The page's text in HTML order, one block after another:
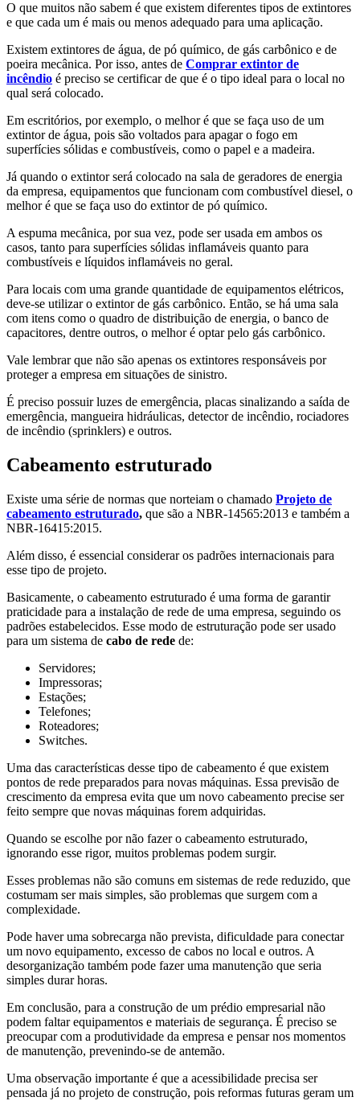
O que muitos não sabem é que existem diferentes tipos de extintores
e que cada um é mais ou menos adequado para uma aplicação.
Existem extintores de água, de pó químico, de gás carbônico e de
poeira mecânica. Por isso, antes de Comprar extintor de
incêndio é preciso se certificar de que é o tipo ideal para o local no
qual será colocado.
Em escritórios, por exemplo, o melhor é que se faça uso de um
extintor de água, pois são voltados para apagar o fogo em
superfícies sólidas e combustíveis, como o papel e a madeira.
Já quando o extintor será colocado na sala de geradores de energia
da empresa, equipamentos que funcionam com combustível diesel, o
melhor é que se faça uso do extintor de pó químico.
A espuma mecânica, por sua vez, pode ser usada em ambos os
casos, tanto para superfícies sólidas inflamáveis quanto para
combustíveis e líquidos inflamáveis no geral.
Para locais com uma grande quantidade de equipamentos elétricos,
deve-se utilizar o extintor de gás carbônico. Então, se há uma sala
com itens como o quadro de distribuição de energia, o banco de
capacitores, dentre outros, o melhor é optar pelo gás carbônico.
Vale lembrar que não são apenas os extintores responsáveis por
proteger a empresa em situações de sinistro.
É preciso possuir luzes de emergência, placas sinalizando a saída de
emergência, mangueira hidráulicas, detector de incêndio, rociadores
de incêndio (sprinklers) e outros.
Cabeamento estruturado
Existe uma série de normas que norteiam o chamado Projeto de
cabeamento estruturado, que são a NBR-14565:2013 e também a
NBR-16415:2015.
Além disso, é essencial considerar os padrões internacionais para
esse tipo de projeto.
Basicamente, o cabeamento estruturado é uma forma de garantir
praticidade para a instalação de rede de uma empresa, seguindo os
padrões estabelecidos. Esse modo de estruturação pode ser usado
para um sistema de cabo de rede de:
Servidores;
Impressoras;
Estações;
Telefones;
Roteadores;
Switches.
Uma das características desse tipo de cabeamento é que existem
pontos de rede preparados para novas máquinas. Essa previsão de
crescimento da empresa evita que um novo cabeamento precise ser
feito sempre que novas máquinas forem adquiridas.
Quando se escolhe por não fazer o cabeamento estruturado,
ignorando esse rigor, muitos problemas podem surgir.
Esses problemas não são comuns em sistemas de rede reduzido, que
costumam ser mais simples, são problemas que surgem com a
complexidade.
Pode haver uma sobrecarga não prevista, dificuldade para conectar
um novo equipamento, excesso de cabos no local e outros. A
desorganização também pode fazer uma manutenção que seria
simples durar horas.
Em conclusão, para a construção de um prédio empresarial não
podem faltar equipamentos e materiais de segurança. É preciso se
preocupar com a produtividade da empresa e pensar nos momentos
de manutenção, prevenindo-se de antemão.
Uma observação importante é que a acessibilidade precisa ser
pensada já no projeto de construção, pois reformas futuras geram um